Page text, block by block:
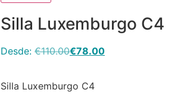
Silla Luxemburgo C4
Desde: €110.00€78.00
Silla Luxemburgo C4